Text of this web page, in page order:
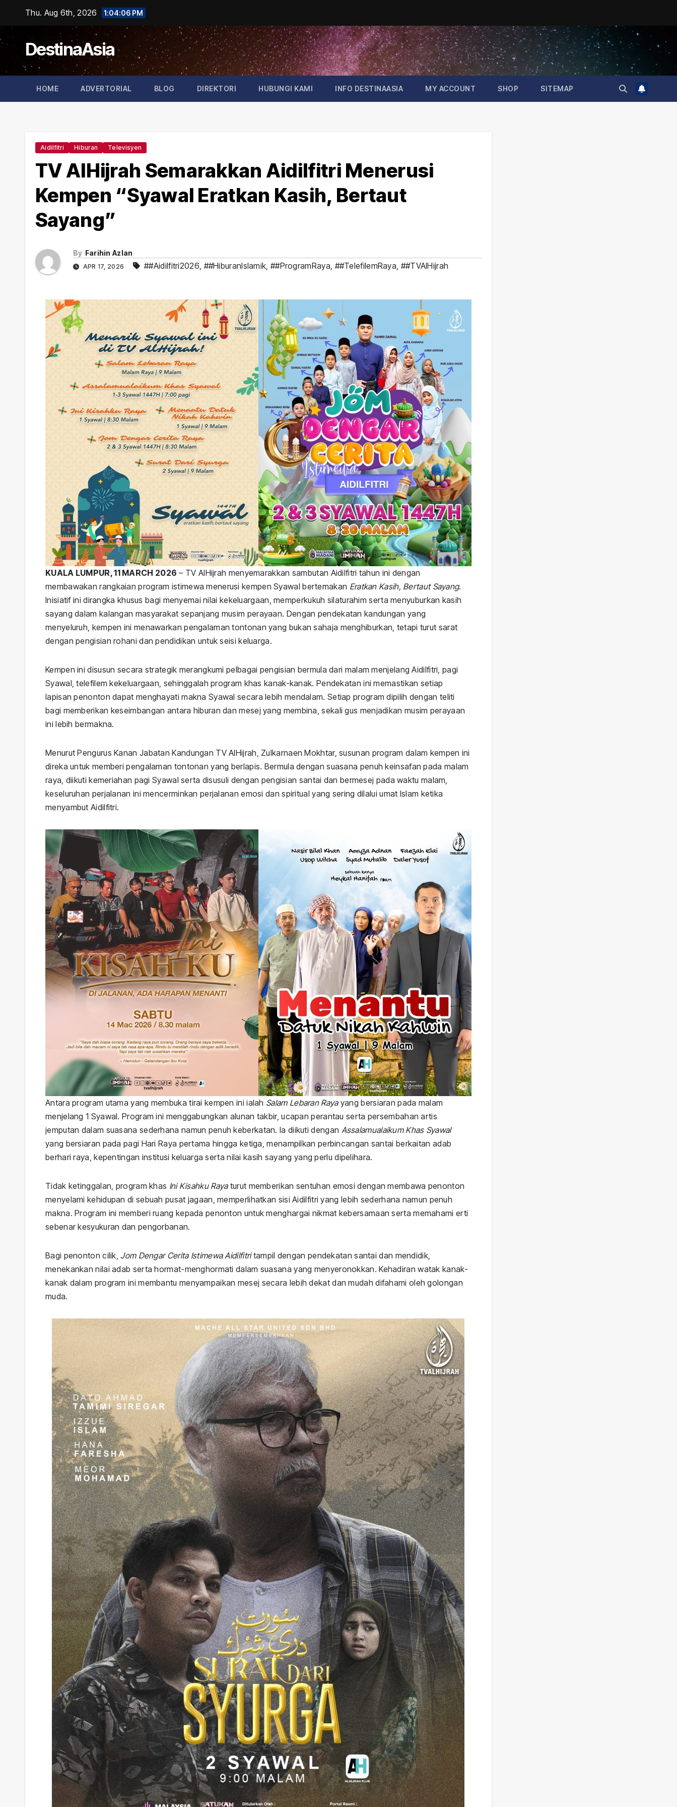
content
Thu. Aug 6th, 2026 1:04:07 PM
DestinaAsia
HOME ADVERTORIAL BLOG DIREKTORI HUBUNGI KAMI INFO DESTINAASIA MY ACCOUNT SHOP SITEMAP
Aidilfitri Hiburan Televisyen
TV AlHijrah Semarakkan Aidilfitri Menerusi
Kempen “Syawal Eratkan Kasih, Bertaut
Sayang”
By Farihin Azlan
APR 17, 2026 ##Aidilfitri2026, ##HiburanIslamik, ##ProgramRaya, ##TelefilemRaya, ##TVAlHijrah
KUALA LUMPUR, 11 MARCH 2026 – TV AlHijrah menyemarakkan sambutan Aidilfitri tahun ini dengan
membawakan rangkaian program istimewa menerusi kempen Syawal bertemakan Eratkan Kasih, Bertaut Sayang.
Inisiatif ini dirangka khusus bagi menyemai nilai kekeluargaan, memperkukuh silaturahim serta menyuburkan kasih
sayang dalam kalangan masyarakat sepanjang musim perayaan. Dengan pendekatan kandungan yang
menyeluruh, kempen ini menawarkan pengalaman tontonan yang bukan sahaja menghiburkan, tetapi turut sarat
dengan pengisian rohani dan pendidikan untuk seisi keluarga.
Kempen ini disusun secara strategik merangkumi pelbagai pengisian bermula dari malam menjelang Aidilfitri, pagi
Syawal, telefilem kekeluargaan, sehinggalah program khas kanak-kanak. Pendekatan ini memastikan setiap
lapisan penonton dapat menghayati makna Syawal secara lebih mendalam. Setiap program dipilih dengan teliti
bagi memberikan keseimbangan antara hiburan dan mesej yang membina, sekali gus menjadikan musim perayaan
ini lebih bermakna.
Menurut Pengurus Kanan Jabatan Kandungan TV AlHijrah, Zulkarnaen Mokhtar, susunan program dalam kempen ini
direka untuk memberi pengalaman tontonan yang berlapis. Bermula dengan suasana penuh keinsafan pada malam
raya, diikuti kemeriahan pagi Syawal serta disusuli dengan pengisian santai dan bermesej pada waktu malam,
keseluruhan perjalanan ini mencerminkan perjalanan emosi dan spiritual yang sering dilalui umat Islam ketika
menyambut Aidilfitri.
Antara program utama yang membuka tirai kempen ini ialah Salam Lebaran Rayayang bersiaran pada malam
menjelang 1 Syawal. Program ini menggabungkan alunan takbir, ucapan perantau serta persembahan artis
jemputan dalam suasana sederhana namun penuh keberkatan. Ia diikuti dengan Assalamualaikum Khas Syawal
yang bersiaran pada pagi Hari Raya pertama hingga ketiga, menampilkan perbincangan santai berkaitan adab
berhari raya, kepentingan institusi keluarga serta nilai kasih sayang yang perlu dipelihara.
Tidak ketinggalan, program khas Ini Kisahku Rayaturut memberikan sentuhan emosi dengan membawa penonton
menyelami kehidupan di sebuah pusat jagaan, memperlihatkan sisi Aidilfitri yang lebih sederhana namun penuh
makna. Program ini memberi ruang kepada penonton untuk menghargai nikmat kebersamaan serta memahami erti
sebenar kesyukuran dan pengorbanan.
Bagi penonton cilik, Jom Dengar Cerita Istimewa Aidilfitritampil dengan pendekatan santai dan mendidik,
menekankan nilai adab serta hormat-menghormati dalam suasana yang menyeronokkan. Kehadiran watak kanak-
kanak dalam program ini membantu menyampaikan mesej secara lebih dekat dan mudah difahami oleh golongan
muda.